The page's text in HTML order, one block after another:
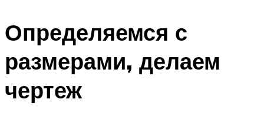
Определяемся с
размерами, делаем
чертеж